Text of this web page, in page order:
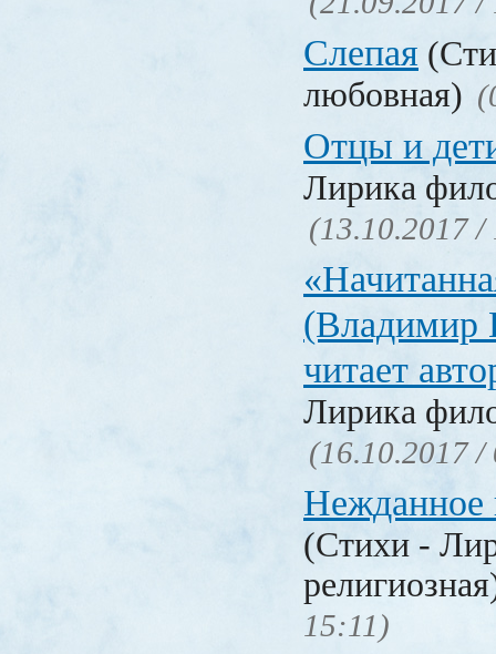
Слепая
любовная)
Отцы и
Лирика
(13.10.2017 /
(Владимир
читает
Лирика
(16.10.2017 /
Нежданное
(Стихи -
15:11)